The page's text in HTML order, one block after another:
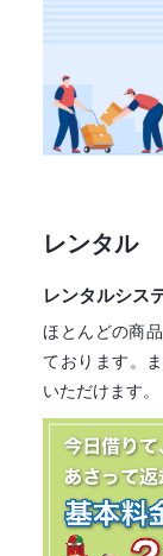
レンタル
レンタルシス
ほとんどの商
ております。
いただけます。